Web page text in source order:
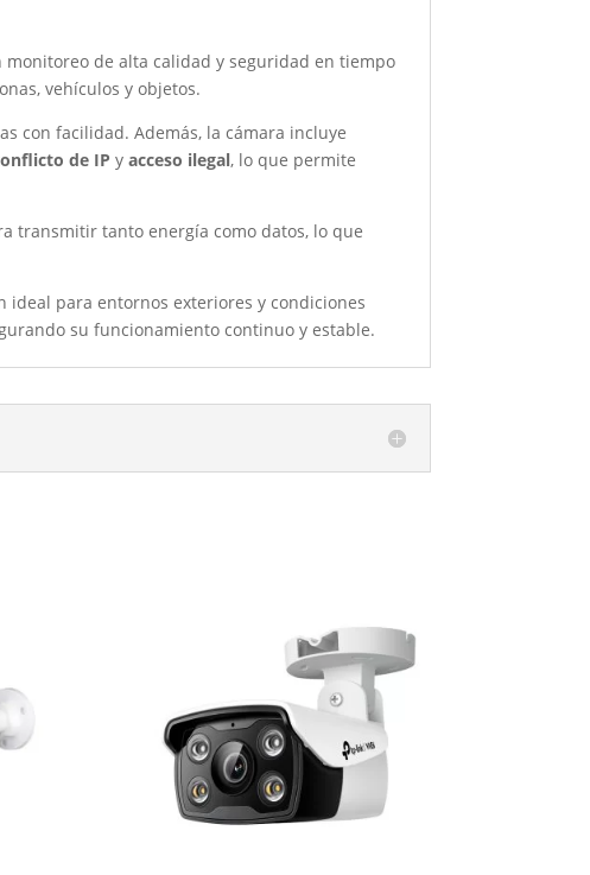
de alta calidad y seguridad en tiempo
vehículos y objetos.
con facilidad. Además, la cámara incluye
de IP yacceso ilegal, lo que permite
transmitir tanto energía como datos, lo que
ideal para entornos exteriores y condiciones
su funcionamiento continuo y estable.